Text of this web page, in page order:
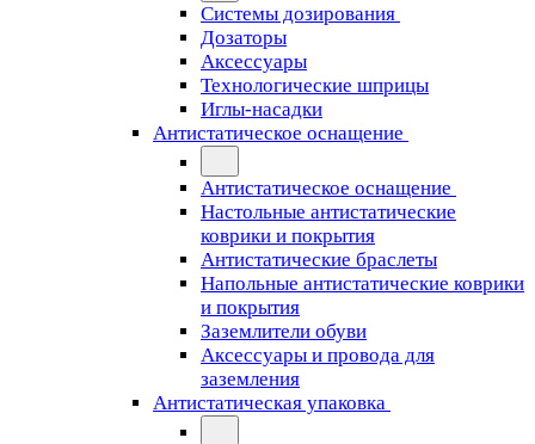
Системы дозирования
Дозаторы
Аксессуары
Технологические шприцы
Иглы-насадки
Антистатическое оснащение
Антистатическое оснащение
Настольные антистатические
коврики и покрытия
Антистатические браслеты
Напольные антистатические коврики
и покрытия
Заземлители обуви
Аксессуары и провода для
заземления
Антистатическая упаковка